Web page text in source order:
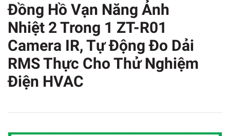
Đồng Hồ Vạn Năng Ảnh
Nhiệt 2 Trong 1 ZT-R01
Camera IR, Tự Động Đo Dải
RMS Thực Cho Thử Nghiệm
Điện HVAC